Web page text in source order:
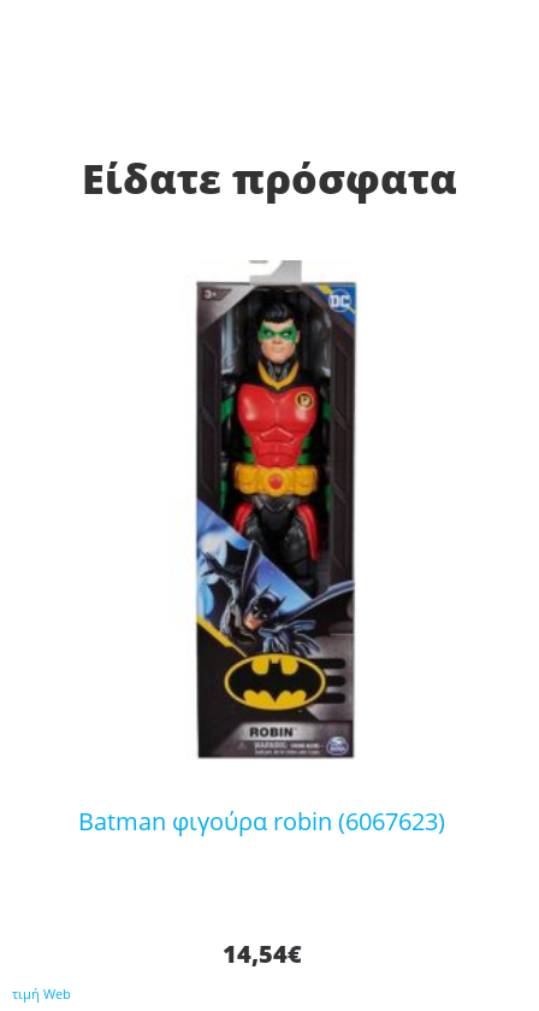
Είδατε πρόσφατα
batman φιγούρα robin (6067623)
14,54€
τιμή Web